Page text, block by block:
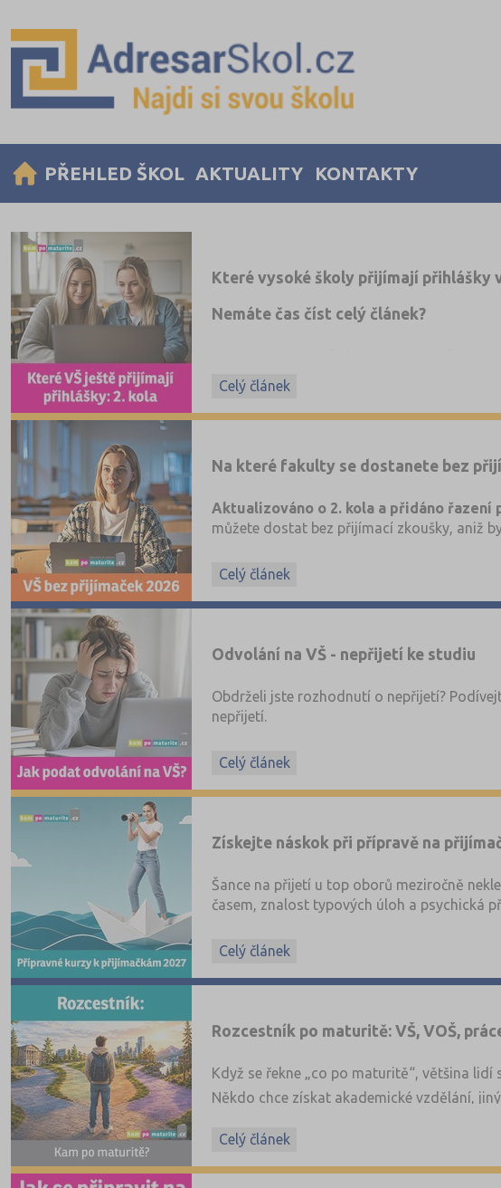
PŘEHLED ŠKOL AKTUALITY KONTAKTY
Které vysoké školy přijímají přihlášky
Nemáte čas číst celý článek?
✅ Další kola přijímacího řízení běží po celé
✅ Některé školy přijímají přihlášky i během
✅ Rozpis podle jednotlivých škol najdete v
Celý článek
Na které fakulty se dostanete bez
Aktualizováno o 2. kola a přidáno řazení
můžete dostat bez přijímací zkoušky, aniž
Celý článek
Odvolání na VŠ - nepřijetí ke studiu
Obdrželi jste rozhodnutí o nepřijetí?
nepřijetí.
Celý článek
Získejte náskok při přípravě na
Šance na přijetí u top oborů meziročně
časem, znalost typových úloh a psychická
Celý článek
Rozcestník po maturitě: VŠ, VOŠ,
Když se řekne „co po maturitě“, většina
Někdo chce získat akademické vzdělání,
zorientovat se v možnostech, které máte
Celý článek